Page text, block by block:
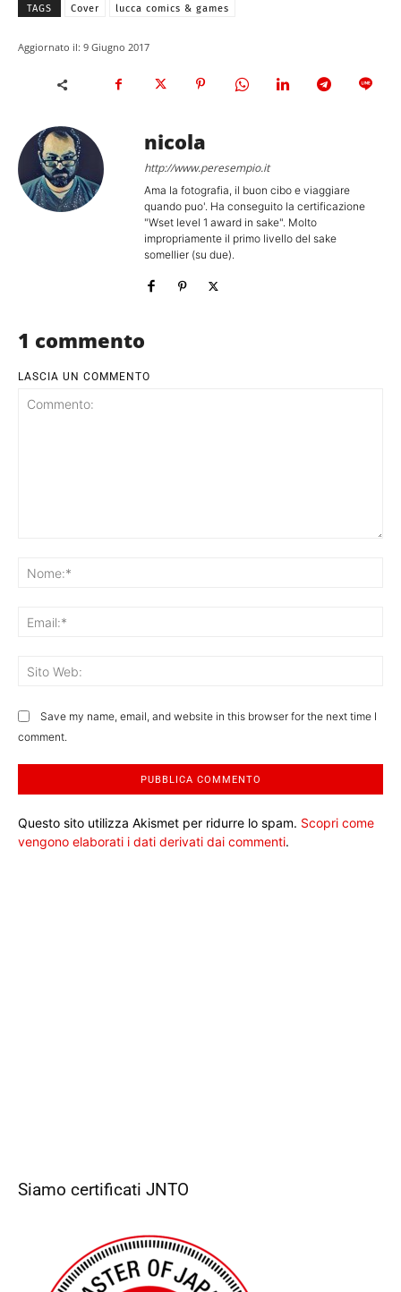
TAGS Cover lucca comics & games
Aggiornato il: 9 Giugno 2017
nicola
http://www.peresempio.it
Ama la fotografia, il buon cibo e viaggiare
quando puo'. Ha conseguito la certificazione
"Wset level 1 award in sake". Molto
impropriamente il primo livello del sake
somellier (su due).
1 commento
LASCIA UN COMMENTO
Save my name, email, and website in this browser for the next time I
comment.
Questo sito utilizza Akismet per ridurre lo spam. Scopri come
vengono elaborati i dati derivati dai commenti.
Siamo certificati JNTO